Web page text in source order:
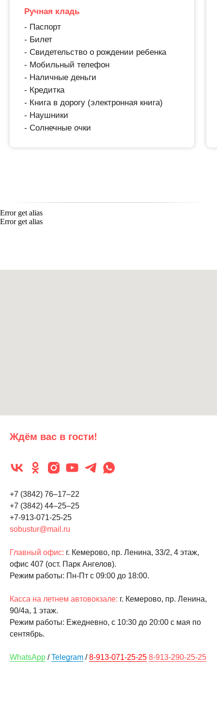
Ручная кладь
- Паспорт
- Билет
- Свидетельство о рождении ребенка
- Мобильный телефон
- Наличные деньги
- Кредитка
- Книга в дорогу (электронная книга)
- Наушники
- Солнечные очки
Error get alias
Error get alias
Ждём вас в гости!
+7 (3842) 76‒17‒22
+7 (3842) 44‒25‒25
+7-913-071-25-25
sobustur@mail.ru
Главный офис: г. Кемерово, пр. Ленина, 33/2, 4 этаж,
офис 407 (ост. Парк Ангелов).
Режим работы: Пн-Пт c 09:00 до 18:00.
Касса на летнем автовокзале: г. Кемерово, пр. Ленина,
90/4а, ​1 этаж.
Режим работы: Ежедневно, с 10:30 до 20:00 с мая по
сентябрь.
WhatsApp /Telegram /8-913-071-25-25 8-913-290-25-25